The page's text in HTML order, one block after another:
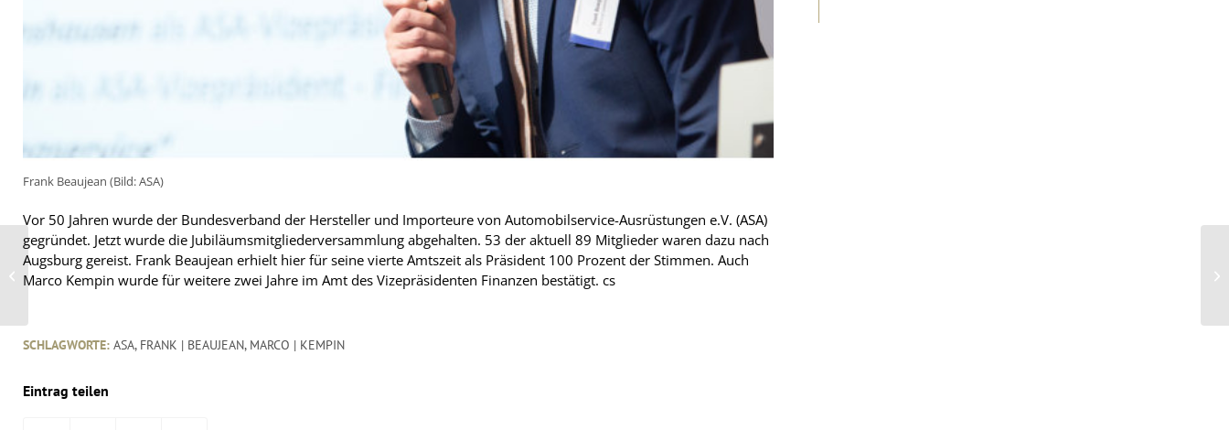
Frank Beaujean (Bild: ASA)
Vor 50 Jahren wurde der Bundesverband der Hersteller und Importeure von Automobilservice-Ausrüstungen e.V. (ASA)
gegründet. Jetzt wurde die Jubiläumsmitgliederversammlung abgehalten. 53 der aktuell 89 Mitglieder waren dazu nach
Augsburg gereist. Frank Beaujean erhielt hier für seine vierte Amtszeit als Präsident 100 Prozent der Stimmen. Auch
Marco Kempin wurde für weitere zwei Jahre im Amt des Vizepräsidenten Finanzen bestätigt. cs
SCHLAGWORTE: ASA, FRANK | BEAUJEAN, MARCO | KEMPIN
Eintrag teilen
Leifeld Metal Spinning:
Patentiertes Verfahren
soll Räderherstellern